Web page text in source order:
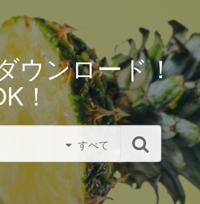
ウンロード！
！
すべて